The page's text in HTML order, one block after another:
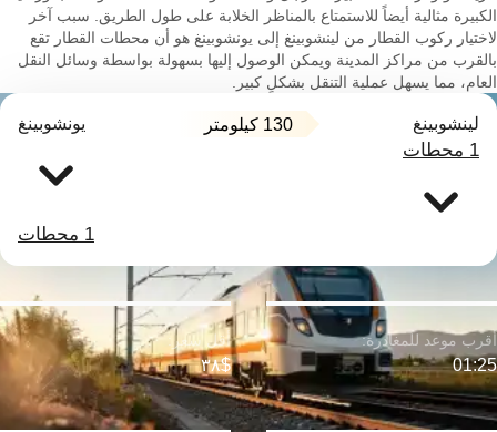
الكبيرة مثالية أيضاً للاستمتاع بالمناظر الخلابة على طول الطريق. سبب آخر
لاختيار ركوب القطار من لينشوبينغ إلى يونشوبينغ هو أن محطات القطار تقع
بالقرب من مراكز المدينة ويمكن الوصول إليها بسهولة بواسطة وسائل النقل
العام، مما يسهل عملية التنقل بشكلٍ كبير.
لينشوبينغ 130 كيلومتر يونشوبينغ
1 محطات
1 محطات
01:25 $٣٨